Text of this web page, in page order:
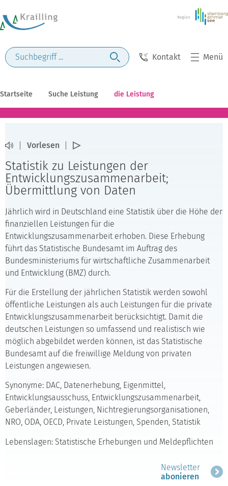
Kontakt Menü
Startseite Suche Leistung die Leistung
Vorlesen
Statistik zu Leistungen der
Entwicklungszusammenarbeit;
Übermittlung von Daten
Jährlich wird in Deutschland eine Statistik über die Höhe der
finanziellen Leistungen für die
Entwicklungszusammenarbeit erhoben. Diese Erhebung
führt das Statistische Bundesamt im Auftrag des
Bundesministeriums für wirtschaftliche Zusammenarbeit
und Entwicklung (BMZ) durch.
Für die Erstellung der jährlichen Statistik werden sowohl
öffentliche Leistungen als auch Leistungen für die private
Entwicklungszusammenarbeit berücksichtigt. Damit die
deutschen Leistungen so umfassend und realistisch wie
möglich abgebildet werden können, ist das Statistische
Bundesamt auf die freiwillige Meldung von privaten
Leistungen angewiesen.
Synonyme: DAC, Datenerhebung, Eigenmittel,
Entwicklungsausschuss, Entwicklungszusammenarbeit,
Geberländer, Leistungen, Nichtregierungsorganisationen,
NRO, ODA, OECD, Private Leistungen, Spenden, Statistik
Lebenslagen: Statistische Erhebungen und Meldepflichten
Newsletter
abonieren